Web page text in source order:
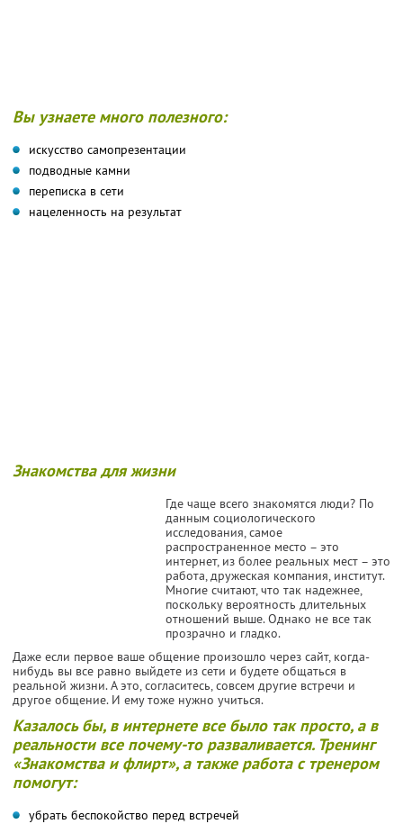
Вы узнаете много полезного:
искусство самопрезентации
подводные камни
переписка в сети
нацеленность на результат
Знакомства для жизни
Где чаще всего знакомятся люди? По
данным социологического
исследования, самое
распространенное место – это
интернет, из более реальных мест – это
работа, дружеская компания, институт.
Многие считают, что так надежнее,
поскольку вероятность длительных
отношений выше. Однако не все так
прозрачно и гладко.
Даже если первое ваше общение произошло через сайт, когда-
нибудь вы все равно выйдете из сети и будете общаться в
реальной жизни. А это, согласитесь, совсем другие встречи и
другое общение. И ему тоже нужно учиться.
Казалось бы, в интернете все было так просто, а в
реальности все почему-то разваливается. Тренинг
«Знакомства и флирт», а также работа с тренером
помогут:
убрать беспокойство перед встречей